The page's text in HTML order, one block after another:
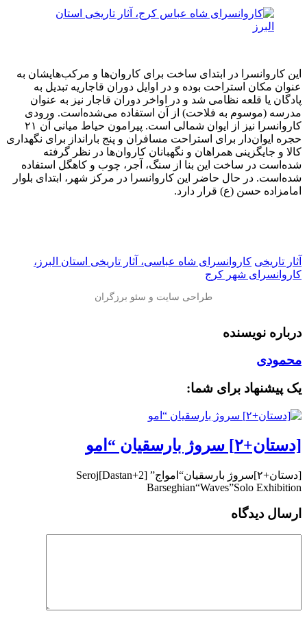
این کاروانسرا در ابتدای ساخت برای کاروان‌ها و مرکب‌هایشان به
عنوان مکان استراحت بوده و در اوایل دوران قاجاریه تبدیل به
پادگان یا قلعه نظامی شد و در اواخر دوران قاجار نیز به عنوان
مدرسه (موسوم به فلاحت) از آن استفاده می‌شده‌است. ورودی
کاروانسرا نیز از ایوان شمالی است. پیرامون حیاط میانی آن ۲۱
حجره ایوان‌دار برای استراحت مسافران و پنج بارانداز برای نگهداری
کالا و جایگزینی همراهان و نگهبانان کاروان‌ها در نظر گرفته
شده‌است در ساخت این بنا از سنگ، آجر، چوب و کاهگل استفاده
شده‌است. در حال حاضر این کاروانسرا در مرکز شهر، ابتدای بلوار
امامزاده حسن (ع) قرار دارد.
آثار تاریخی کاروانسرای شاه عباسی، آثار تاریخی استان البرز،
کاروانسرای شهر کرج
درباره نویسنده
محمودی
یک پیشنهاد برای شما:
[دستان+۲] سروژ بارسقیان “امو
[دستان+۲]سروژ بارسقیان“امواج” [Dastan+2]Seroj
Barseghian“Waves”Solo Exhibition
ارسال دیدگاه